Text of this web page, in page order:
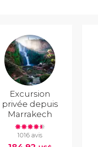
Excursion
privée depuis
Marrakech
1016 avis